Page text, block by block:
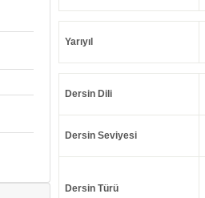
Yarıyıl
Dersin Dili
Dersin Seviyesi
Dersin Türü